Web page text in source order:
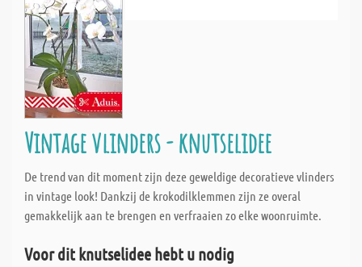
Vintage vlinders - knutselidee
De trend van dit moment zijn deze geweldige decoratieve vlinders
in vintage look! Dankzij de krokodilklemmen zijn ze overal
gemakkelijk aan te brengen en verfraaien zo elke woonruimte.
Voor dit knutselidee hebt u nodig